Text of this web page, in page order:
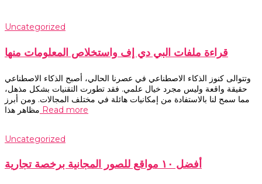
Uncategorized
قراءة ملفات البي دي إف واستخلاص المعلومات منها
وتتوالى كنوز الذكاء الاصطناعي في عصرنا الحالي، أصبح الذكاء الاصطناعي
حقيقة واقعة وليس مجرد خيال علمي. فقد تطورت التقنيات بشكل مذهل،
مما سمح لنا بالاستفادة من إمكانيات هائلة في مختلف المجالات. ومن أبرز
مظاهر هذا Read more
Uncategorized
أفضل ١٠ مواقع للصور المجانية برخصة تجارية